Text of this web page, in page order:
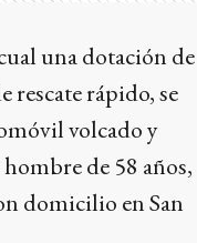
una dotación de
rescate rápido, se
volcado y
de 58 años,
domicilio en San